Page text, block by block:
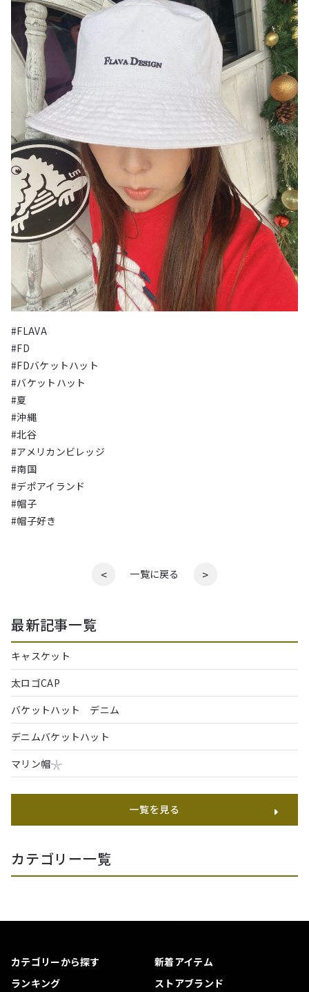
#FLAVA
#FD
#FDバケットハット
#バケットハット
#夏
#沖縄
#北谷
#アメリカンビレッジ
#南国
#デポアイランド
#帽子
#帽子好き
< 一覧に戻る >
最新記事一覧
キャスケット
太ロゴCAP
バケットハット デニム
デニムバケットハット
マリン帽𓇼
一覧を見る
カテゴリー一覧
カテゴリーから探す
新着アイテム
ランキング
ストアブランド